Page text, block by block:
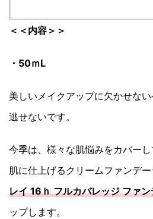
＜＜内容＞＞
・50ｍL
美しいメイクアップに欠かせな
逃せないです。
今季は、様々な肌悩みをカバー
肌に仕上げるクリームファンデ
レイ 16ｈ フルカバレッジ ファ
ップします。